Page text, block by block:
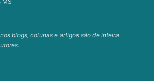
blogs, colunas e artigos são de inteira